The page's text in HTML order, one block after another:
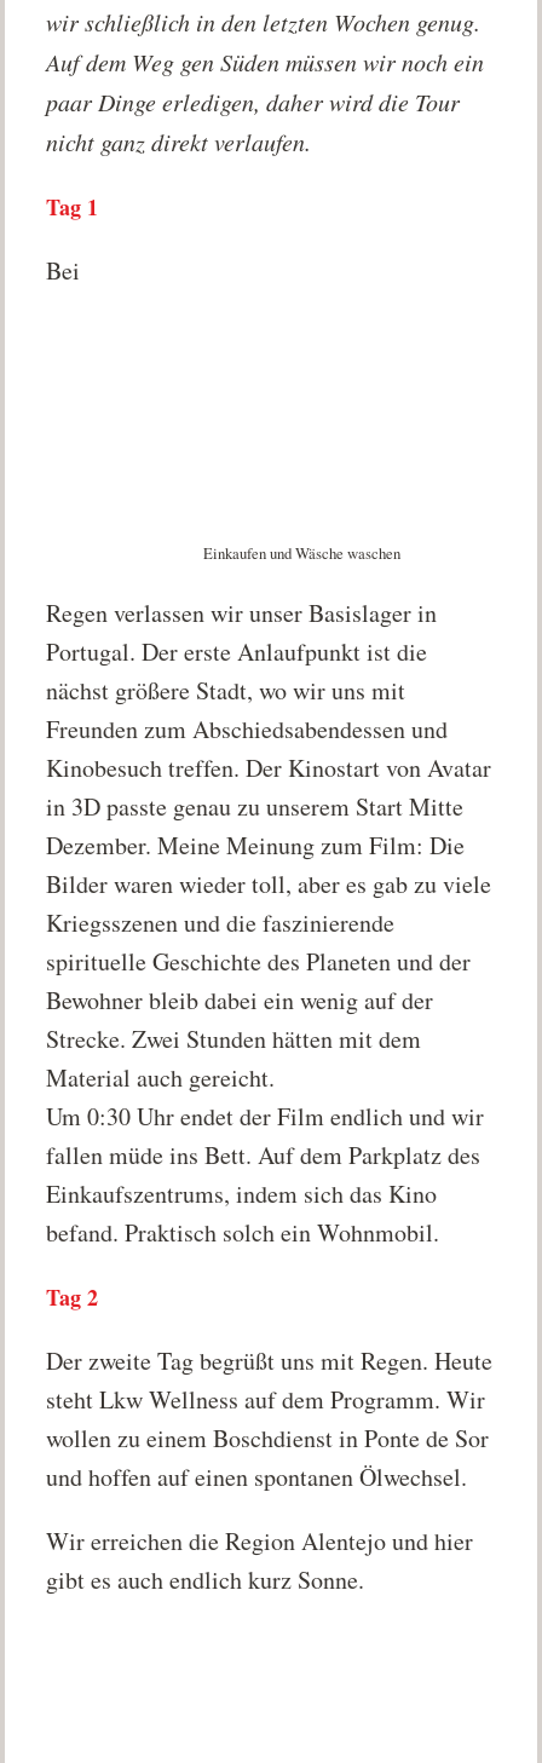
wir schließlich in den letzten Wochen genug.
Auf dem Weg gen Süden müssen wir noch ein
paar Dinge erledigen, daher wird die Tour
nicht ganz direkt verlaufen.
Tag 1
Einkaufen und Wäsche waschen
Bei
Regen verlassen wir unser Basislager in
Portugal. Der erste Anlaufpunkt ist die
nächst größere Stadt, wo wir uns mit
Freunden zum Abschiedsabendessen und
Kinobesuch treffen. Der Kinostart von Avatar
in 3D passte genau zu unserem Start Mitte
Dezember. Meine Meinung zum Film: Die
Bilder waren wieder toll, aber es gab zu viele
Kriegsszenen und die faszinierende
spirituelle Geschichte des Planeten und der
Bewohner bleib dabei ein wenig auf der
Strecke. Zwei Stunden hätten mit dem
Material auch gereicht.
Um 0:30 Uhr endet der Film endlich und wir
fallen müde ins Bett. Auf dem Parkplatz des
Einkaufszentrums, indem sich das Kino
befand. Praktisch solch ein Wohnmobil.
Tag 2
Der zweite Tag begrüßt uns mit Regen. Heute
steht Lkw Wellness auf dem Programm. Wir
wollen zu einem Boschdienst in Ponte de Sor
und hoffen auf einen spontanen Ölwechsel.
Wir erreichen die Region Alentejo und hier
gibt es auch endlich kurz Sonne.